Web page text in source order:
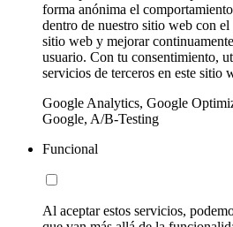
forma anónima el
dentro de nuestro sitio web con
sitio web y mejorar
usuario. Con tu consentimiento,
servicios de terceros en este sitio
Google Analytics, Google
Google, A/B-Testing
Funcional
Al aceptar estos servicios,